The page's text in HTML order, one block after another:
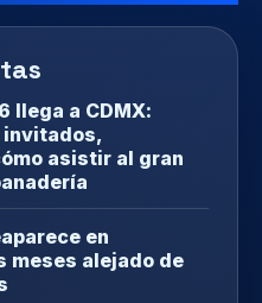
llega a CDMX:
asistir al gran
en
meses alejado de